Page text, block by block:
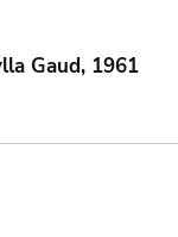
Gaud, 1961